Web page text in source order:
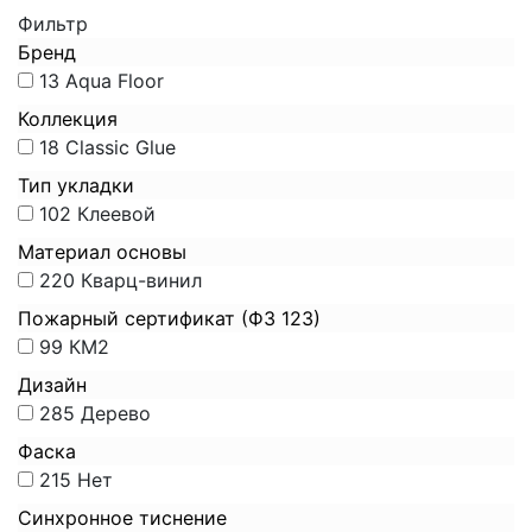
Фильтр
Бренд
13 Aqua Floor
Коллекция
18 Classic Glue
Тип укладки
102 Клеевой
Материал основы
220 Кварц-винил
Пожарный сертификат (ФЗ 123)
99 КМ2
Дизайн
285 Дерево
Фаска
215 Нет
Синхронное тиснение